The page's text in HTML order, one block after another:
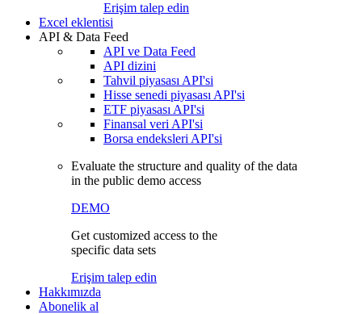
Erişim talep edin
Excel eklentisi
API & Data Feed
API ve Data Feed
API dizini
Tahvil piyasası API'si
Hisse senedi piyasası API'si
ETF piyasası API'si
Finansal veri API'si
Borsa endeksleri API'si
Evaluate the structure and quality of the data
in the public demo access
DEMO
Get customized access to the
specific data sets
Erişim talep edin
Hakkımızda
Abonelik al